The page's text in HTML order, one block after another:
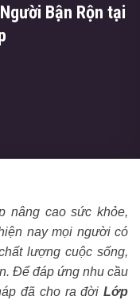
Bận Rộn tại
nâng cao sức khỏe,
nay mọi người có
lượng cuộc sống,
Để đáp ứng nhu cầu
đã cho ra đời Lớp